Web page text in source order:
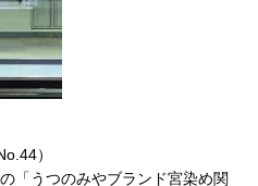
）
「うつのみやブランド宮染め関